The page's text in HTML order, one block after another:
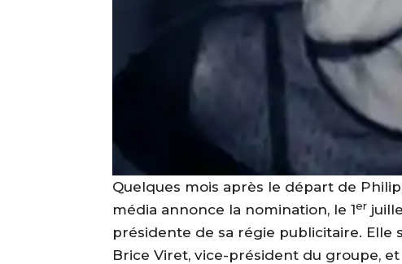
Quelques mois après le départ de
média annonce la nomination, le 1er
présidente de sa régie publicitaire. Elle
Brice Viret, vice-président du groupe,